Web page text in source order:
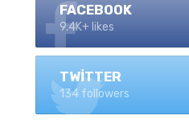
FACEBOOK
9.4K+ likes
TWITTER
134 followers